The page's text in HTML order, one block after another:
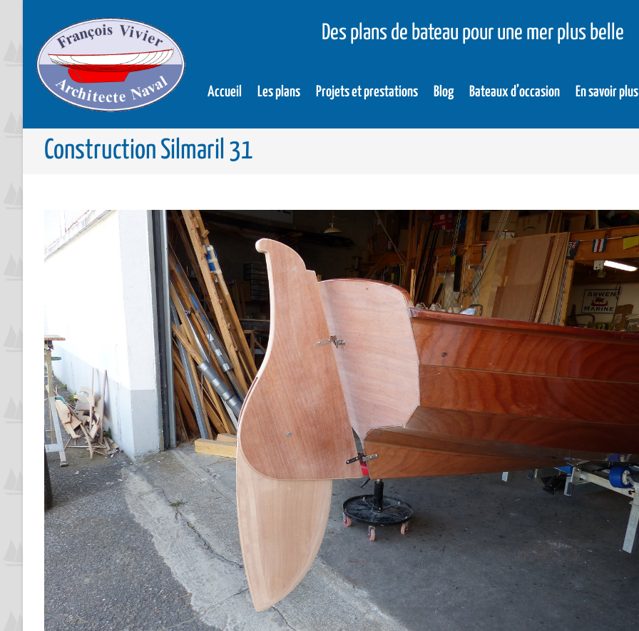
Des plans de bateau pour une mer plus belle
Accueil Les plans Projets et prestations Blog Bateaux d’occasion En savoir plus
Construction Silmaril 31